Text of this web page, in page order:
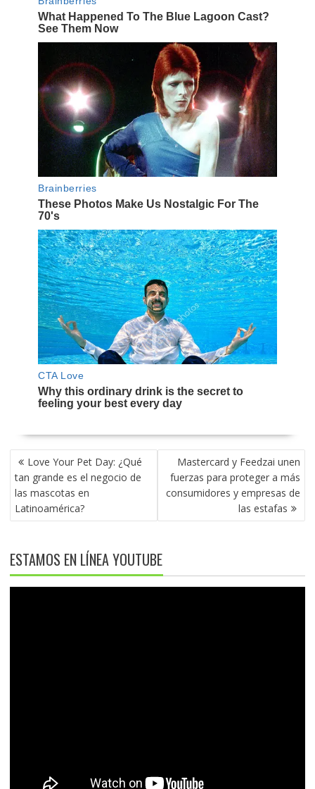
NAVEGACIÓN
DE
ENTRADAS
Love Your Pet Day: ¿Qué
tan grande es el negocio de
las mascotas en
Latinoamérica?
Mastercard y Feedzai unen
fuerzas para proteger a más
consumidores y empresas de
las estafas
ESTAMOS EN LÍNEA YOUTUBE